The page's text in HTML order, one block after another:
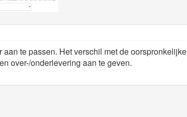
te passen. Het verschil met de oorspronkelijke
over-/onderlevering aan te geven.